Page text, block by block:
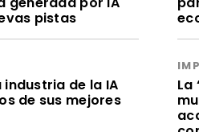
pistas
industria de la IA
de sus mejores
La